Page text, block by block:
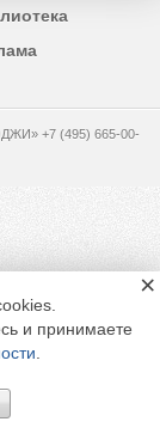
+7 (495) 665-00-
и принимаете
×